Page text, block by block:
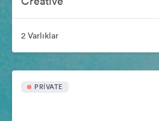
2 Varlıklar
PRIVATE